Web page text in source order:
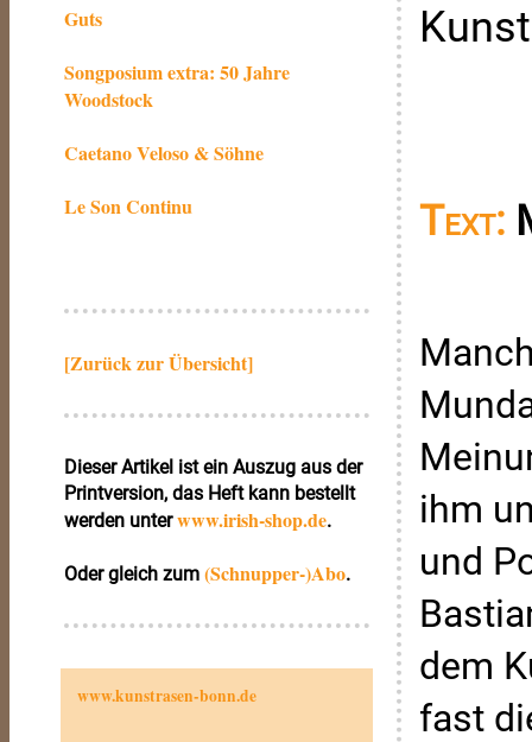
Guts
Songposium extra: 50 Jahre
Woodstock
Caetano Veloso & Söhne
Le Son Continu
[Zurück zur Übersicht]
Dieser Artikel ist ein Auszug aus der
Printversion, das Heft kann bestellt
werden unterwww.irish‑shop.de.
Oder gleich zum (Schnupper-)Abo.
www.kunstrasen-bonn.de
Text:
ihm
und
dem
fast